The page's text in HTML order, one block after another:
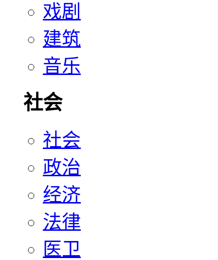
戏剧
建筑
音乐
社会
社会
政治
经济
法律
医卫